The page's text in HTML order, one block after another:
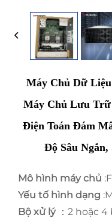
Máy Chủ Dữ
Máy Chủ Lưu
Điện Toán Đám
Độ Sâu
Mô hình máy chủ
Yếu tố hình dạng
Bộ xử lý ：2 hoặc